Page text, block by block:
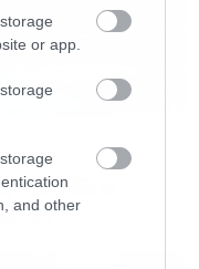
or app.
and other
του Sid